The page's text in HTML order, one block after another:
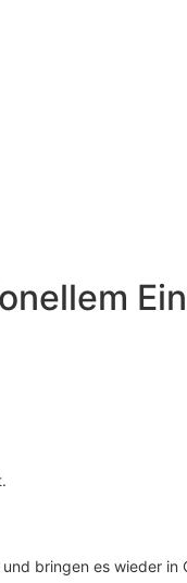
bringen es wieder in